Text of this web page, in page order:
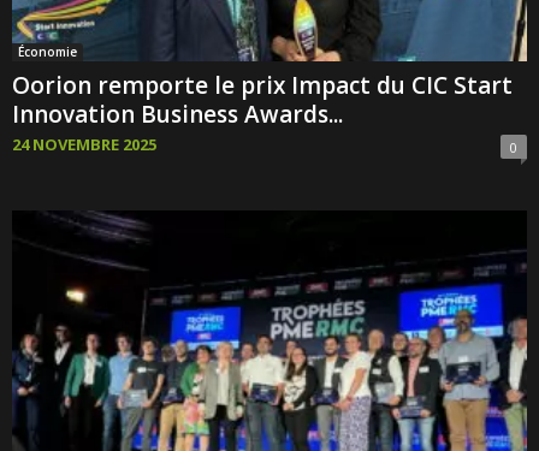
Économie
Oorion remporte le prix Impact du CIC Start
Innovation Business Awards...
24 NOVEMBRE 2025 0